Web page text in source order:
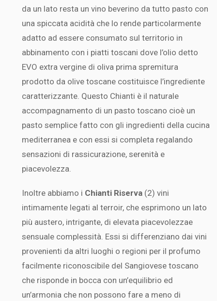
da un lato resta un vino beverino da tutto pasto con
una spiccata acidità che lo rende particolarmente
adatto ad essere consumato sul territorio in
abbinamento con i piatti toscani dove l’olio detto
EVO extra vergine di oliva prima spremitura
prodotto da olive toscane costituisce l’ingrediente
caratterizzante. Questo Chianti è il naturale
accompagnamento di un pasto toscano cioè un
pasto semplice fatto con gli ingredienti della cucina
mediterranea e con essi si completa regalando
sensazioni di rassicurazione, serenità e
piacevolezza.
Inoltre abbiamo i Chianti Riserva (2) vini
intimamente legati al terroir, che esprimono un lato
più austero, intrigante, di elevata piacevolezzae
sensuale complessità. Essi si differenziano dai vini
provenienti da altri luoghi o regioni per il profumo
facilmente riconoscibile del Sangiovese toscano
che risponde in bocca con un’equilibrio ed
un’armonia che non possono fare a meno di